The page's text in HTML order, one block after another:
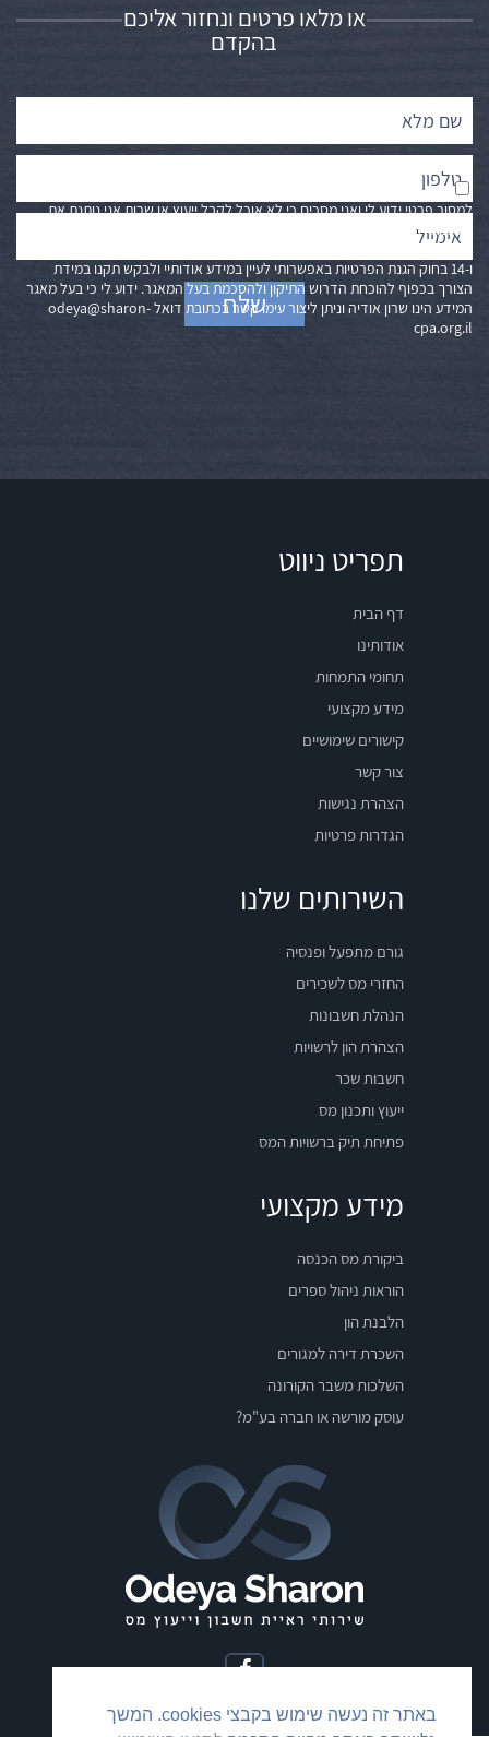
או מלאו פרטים ונחזור אליכם
בהקדם
ידוע לי כי לא חלה עלי כל חובה חוקית למסור מידע אודותי, במידה ולא אסכים
למסור פרטי ידוע לי ואני מסכים כי לא אוכל לקבל ייעוץ או שרות אני נותנת את
הסכמתי לשימוש במידע אודותיי למטרת ייעוץ וקבלת שרות וכי מידע אודותיי יימסר
ו-14 בחוק הגנת הפרטיות באפשרותי לעיין במידע אודותיי ולבקש תקנו במידת
הצורך בכפוף להוכחת הדרוש התיקון ולהסכמת בעל המאגר. ידוע לי כי בעל מאגר
המידע הינו שרון אודיה וניתן ליצור עימו קשר בכתובת דואלodeya@sharon-
cpa.org.il
תפריט ניווט
דף הבית
אודותינו
תחומי התמחות
מידע מקצועי
קישורים שימושיים
צור קשר
הצהרת נגישות
הגדרות פרטיות
השירותים שלנו
גורם מתפעל ופנסיה
החזרי מס לשכירים
הנהלת חשבונות
הצהרת הון לרשויות
חשבות שכר
ייעוץ ותכנון מס
פתיחת תיק ברשויות המס
מידע מקצועי
ביקורת מס הכנסה
הוראות ניהול ספרים
הלבנת הון
השכרת דירה למגורים
השלכות משבר הקורונה
עוסק מורשה או חברה בע"מ?
באתר זה נעשה שימוש בקבצי cookies. המשך